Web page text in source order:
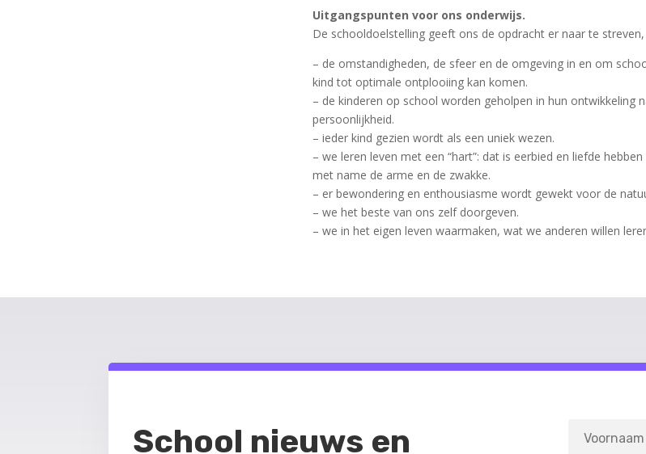
Uitgangspunten voor ons onderwijs.
De schooldoelstelling geeft ons de opdracht er naar te streven,
– de omstandigheden, de sfeer en de omgeving in en om
kind tot optimale ontplooiing kan komen.
– de kinderen op school worden geholpen in hun ontwikkeling
persoonlijkheid.
– ieder kind gezien wordt als een uniek wezen.
– we leren leven met een “hart”: dat is eerbied en liefde
met name de arme en de zwakke.
– er bewondering en enthousiasme wordt gewekt voor de
– we het beste van ons zelf doorgeven.
– we in het eigen leven waarmaken, wat we anderen willen
School nieuws en